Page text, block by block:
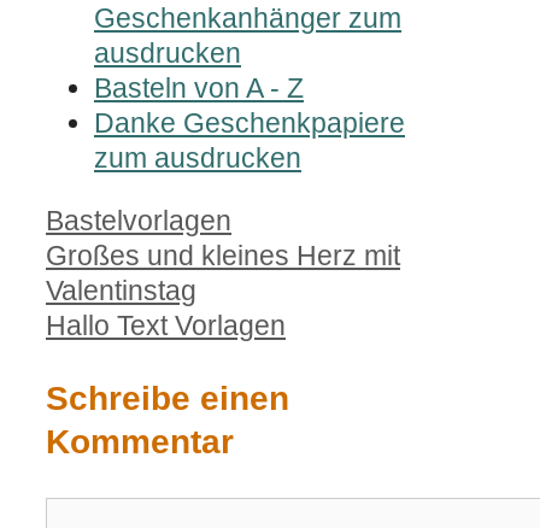
Geschenkanhänger zum
ausdrucken
Basteln von A - Z
Danke Geschenkpapiere
zum ausdrucken
Kategorien
Bastelvorlagen
Großes und kleines Herz mit
Valentinstag
Hallo Text Vorlagen
Schreibe einen
Kommentar